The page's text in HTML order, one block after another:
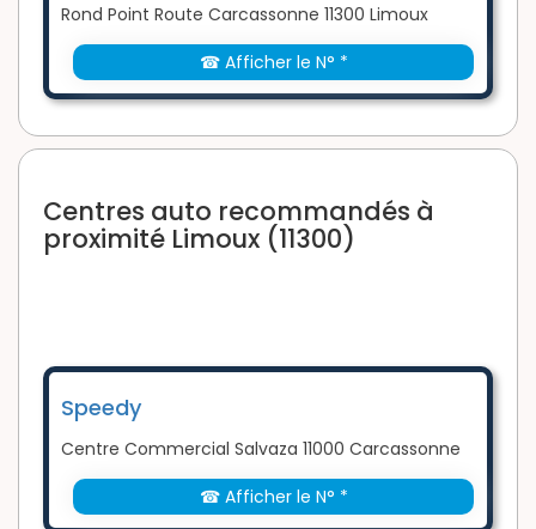
Rond Point Route Carcassonne 11300 Limoux
☎ Afficher le N° *
Centres auto recommandés à
proximité Limoux (11300)
Speedy
Centre Commercial Salvaza 11000 Carcassonne
☎ Afficher le N° *